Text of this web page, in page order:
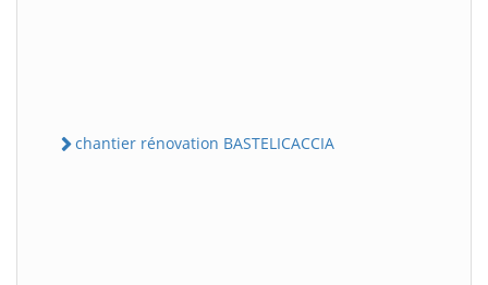
chantier rénovation BASTELICACCIA